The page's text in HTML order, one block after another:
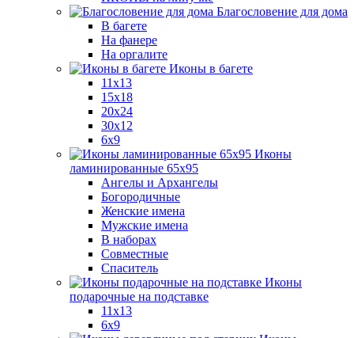
Благословение для дома
В багете
На фанере
На оргалите
Иконы в багете
11x13
15x18
20x24
30х12
6x9
Иконы
ламинированные 65x95
Ангелы и Архангелы
Богородичные
Женские имена
Мужские имена
В наборах
Совместные
Спаситель
Иконы
подарочные на подставке
11x13
6x9